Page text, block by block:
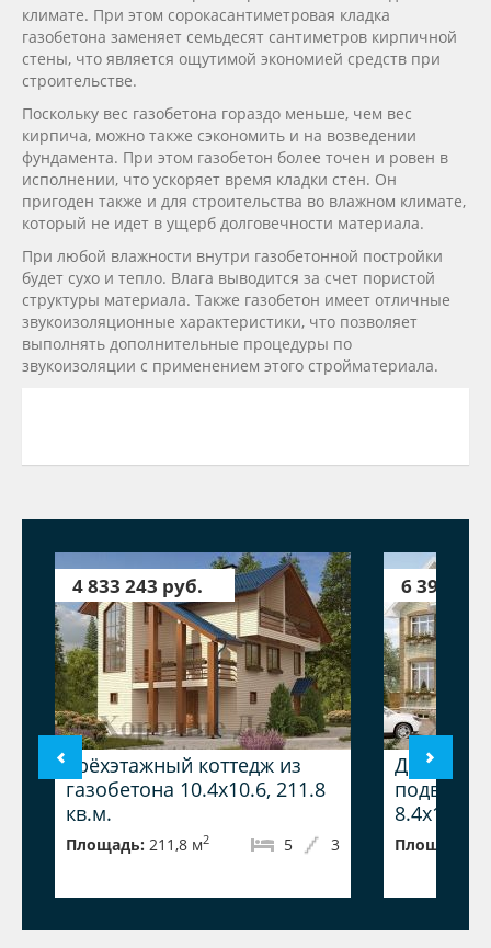
климате. При этом сорокасантиметровая кладка
газобетона заменяет семьдесят сантиметров кирпичной
стены, что является ощутимой экономией средств при
строительстве.
Поскольку вес газобетона гораздо меньше, чем вес
кирпича, можно также сэкономить и на возведении
фундамента. При этом газобетон более точен и ровен в
исполнении, что ускоряет время кладки стен. Он
пригоден также и для строительства во влажном климате,
который не идет в ущерб долговечности материала.
При любой влажности внутри газобетонной постройки
будет сухо и тепло. Влага выводится за счет пористой
структуры материала. Также газобетон имеет отличные
звукоизоляционные характеристики, что позволяет
выполнять дополнительные процедуры по
звукоизоляции с применением этого стройматериала.
4 833 243 руб.
Трёхэтажный коттедж из
газобетона 10.4x10.6, 211.8
кв.м.
Площадь: 211,8 м2 3
5
6 390
Дом из
8.4x13.8
Площадь: